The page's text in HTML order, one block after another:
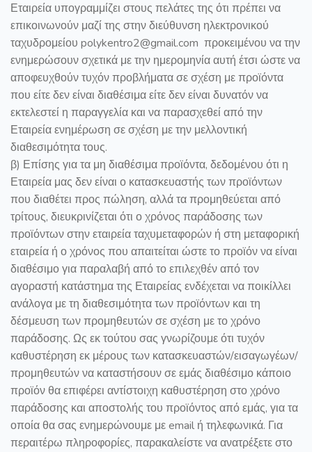
Εταιρεία υπογραμμίζει στους πελάτες της ότι πρέπει να
επικοινωνούν μαζί της στην διεύθυνση ηλεκτρονικού
ταχυδρομείου polykentro2@gmail.com προκειμένου να την
ενημερώσουν σχετικά με την ημερομηνία αυτή έτσι ώστε να
αποφευχθούν τυχόν προβλήματα σε σχέση με προϊόντα
που είτε δεν είναι διαθέσιμα είτε δεν είναι δυνατόν να
εκτελεστεί η παραγγελία και να παρασχεθεί από την
Εταιρεία ενημέρωση σε σχέση με την μελλοντική
διαθεσιμότητα τους.
β) Επίσης για τα μη διαθέσιμα προϊόντα, δεδομένου ότι η
Εταιρεία μας δεν είναι ο κατασκευαστής των προϊόντων
που διαθέτει προς πώληση, αλλά τα προμηθεύεται από
τρίτους, διευκρινίζεται ότι ο χρόνος παράδοσης των
προϊόντων στην εταιρεία ταχυμεταφορών ή στη μεταφορική
εταιρεία ή ο χρόνος που απαιτείται ώστε το προϊόν να είναι
διαθέσιμο για παραλαβή από το επιλεχθέν από τον
αγοραστή κατάστημα της Εταιρείας ενδέχεται να ποικίλλει
ανάλογα με τη διαθεσιμότητα των προϊόντων και τη
δέσμευση των προμηθευτών σε σχέση με το χρόνο
παράδοσης. Ως εκ τούτου σας γνωρίζουμε ότι τυχόν
καθυστέρηση εκ μέρους των κατασκευαστών/εισαγωγέων/
προμηθευτών να καταστήσουν σε εμάς διαθέσιμο κάποιο
προϊόν θα επιφέρει αντίστοιχη καθυστέρηση στο χρόνο
παράδοσης και αποστολής του προϊόντος από εμάς, για τα
οποία θα σας ενημερώνουμε με email ή τηλεφωνικά. Για
περαιτέρω πληροφορίες, παρακαλείστε να ανατρέξετε στο